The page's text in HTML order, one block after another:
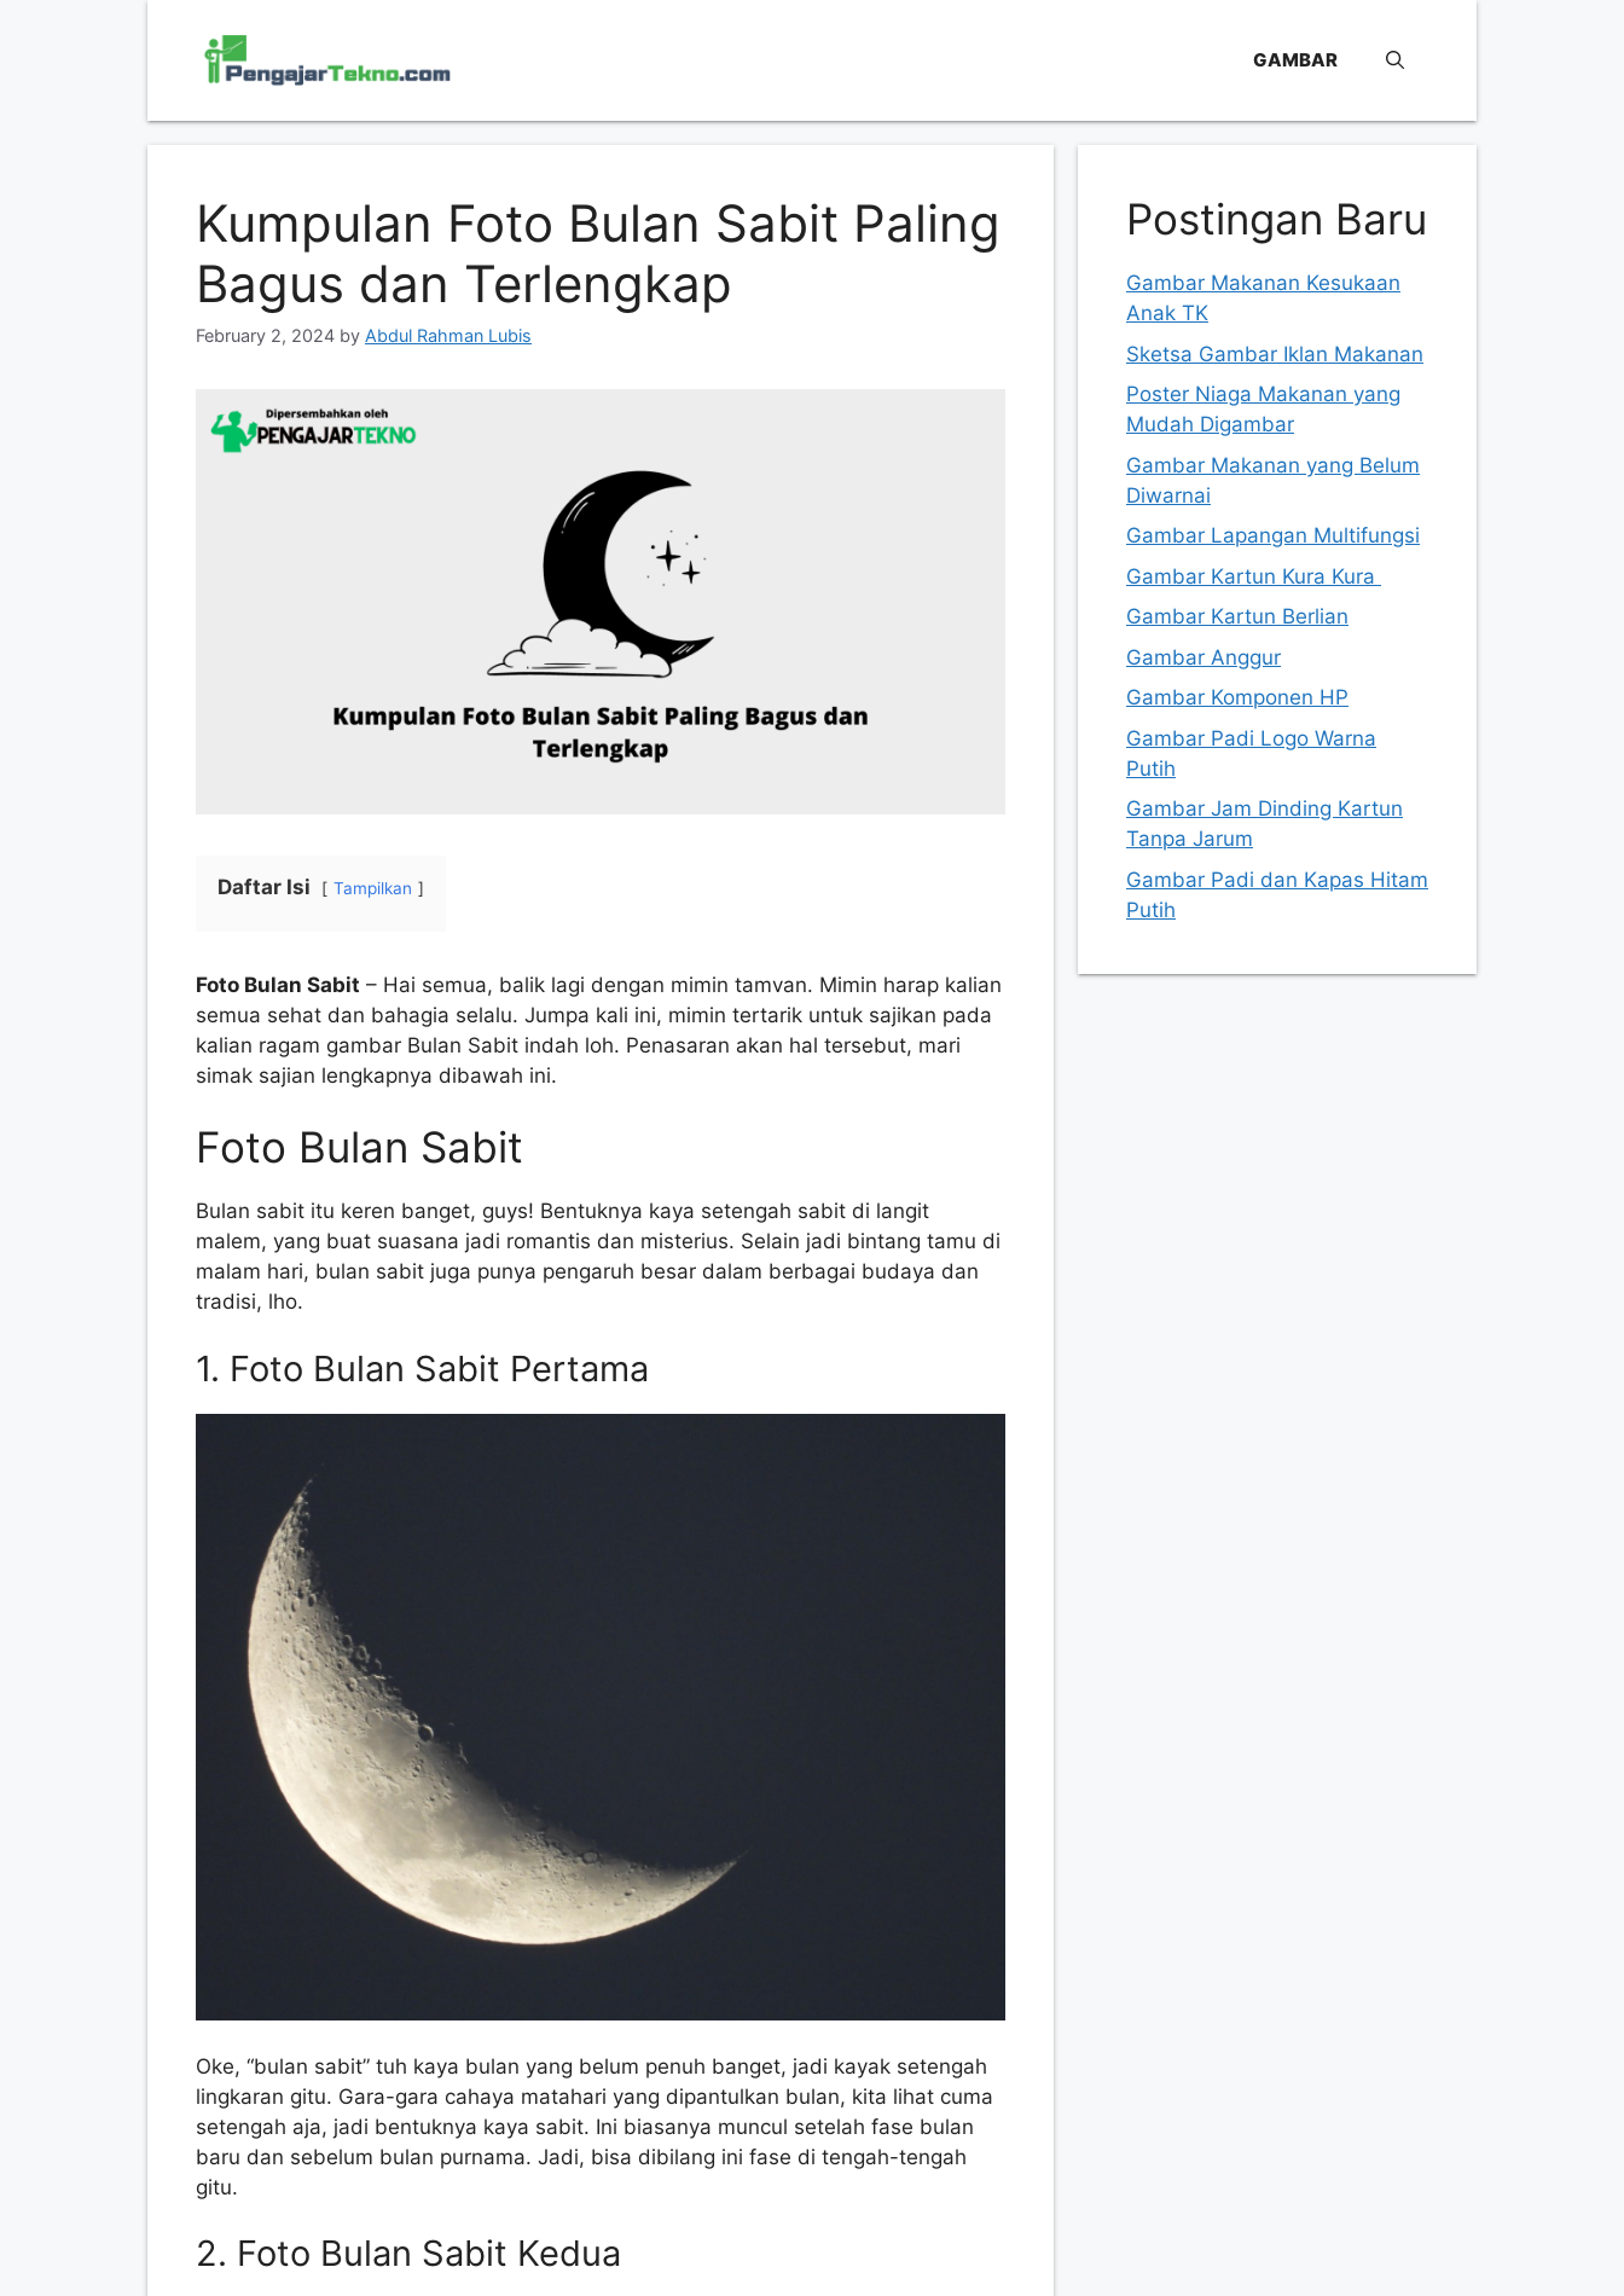
GAMBAR
Kumpulan Foto Bulan Sabit Paling
Bagus dan Terlengkap
February 2, 2024 by Abdul Rahman Lubis
Daftar Isi Tampilkan
Foto Bulan Sabit – Hai semua, balik lagi dengan mimin tamvan. Mimin harap kalian
semua sehat dan bahagia selalu. Jumpa kali ini, mimin tertarik untuk sajikan pada
kalian ragam gambar Bulan Sabit indah loh. Penasaran akan hal tersebut, mari
simak sajian lengkapnya dibawah ini.
Foto Bulan Sabit
Bulan sabit itu keren banget, guys! Bentuknya kaya setengah sabit di langit
malem, yang buat suasana jadi romantis dan misterius. Selain jadi bintang tamu di
malam hari, bulan sabit juga punya pengaruh besar dalam berbagai budaya dan
tradisi, lho.
1. Foto Bulan Sabit Pertama
Oke, “bulan sabit” tuh kaya bulan yang belum penuh banget, jadi kayak setengah
lingkaran gitu. Gara-gara cahaya matahari yang dipantulkan bulan, kita lihat cuma
setengah aja, jadi bentuknya kaya sabit. Ini biasanya muncul setelah fase bulan
baru dan sebelum bulan purnama. Jadi, bisa dibilang ini fase di tengah-tengah
gitu.
2. Foto Bulan Sabit Kedua
Postingan Baru
Gambar Makanan Kesukaan
Anak TK
Sketsa Gambar Iklan Makanan
Poster Niaga Makanan yang
Mudah Digambar
Gambar Makanan yang Belum
Diwarnai
Gambar Lapangan Multifungsi
Gambar Kartun Kura Kura
Gambar Kartun Berlian
Gambar Anggur
Gambar Komponen HP
Gambar Padi Logo Warna
Putih
Gambar Jam Dinding Kartun
Tanpa Jarum
Gambar Padi dan Kapas Hitam
Putih